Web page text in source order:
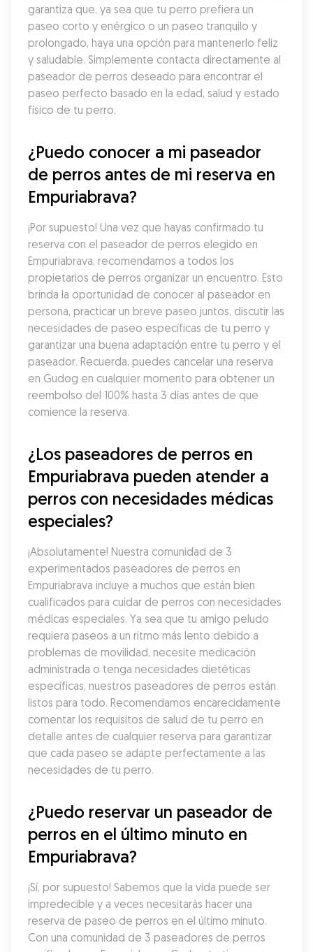
garantiza que, ya sea que tu perro prefiera un
paseo corto y enérgico o un paseo tranquilo y
prolongado, haya una opción para mantenerlo feliz
y saludable. Simplemente contacta directamente al
paseador de perros deseado para encontrar el
paseo perfecto basado en la edad, salud y estado
físico de tu perro.
¿Puedo conocer a mi paseador
de perros antes de mi reserva en
Empuriabrava?
¡Por supuesto! Una vez que hayas confirmado tu
reserva con el paseador de perros elegido en
Empuriabrava, recomendamos a todos los
propietarios de perros organizar un encuentro. Esto
brinda la oportunidad de conocer al paseador en
persona, practicar un breve paseo juntos, discutir las
necesidades de paseo específicas de tu perro y
garantizar una buena adaptación entre tu perro y el
paseador. Recuerda, puedes cancelar una reserva
en Gudog en cualquier momento para obtener un
reembolso del 100% hasta 3 días antes de que
comience la reserva.
¿Los paseadores de perros en
Empuriabrava pueden atender a
perros con necesidades médicas
especiales?
¡Absolutamente! Nuestra comunidad de 3
experimentados paseadores de perros en
Empuriabrava incluye a muchos que están bien
cualificados para cuidar de perros con necesidades
médicas especiales. Ya sea que tu amigo peludo
requiera paseos a un ritmo más lento debido a
problemas de movilidad, necesite medicación
administrada o tenga necesidades dietéticas
específicas, nuestros paseadores de perros están
listos para todo. Recomendamos encarecidamente
comentar los requisitos de salud de tu perro en
detalle antes de cualquier reserva para garantizar
que cada paseo se adapte perfectamente a las
necesidades de tu perro.
¿Puedo reservar un paseador de
perros en el último minuto en
Empuriabrava?
¡Sí, por supuesto! Sabemos que la vida puede ser
impredecible y a veces necesitarás hacer una
reserva de paseo de perros en el último minuto.
Con una comunidad de 3 paseadores de perros